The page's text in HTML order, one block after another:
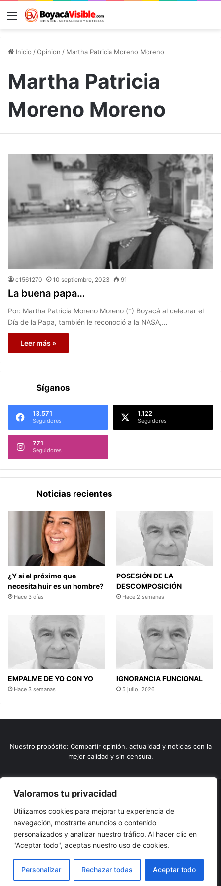
Valoramos tu privacidad
Utilizamos cookies para mejorar tu experiencia de
navegación, mostrarte anuncios o contenido
personalizados y analizar nuestro tráfico. Al hacer clic en
"Aceptar todo", aceptas nuestro uso de cookies.
Personalizar Rechazar todas Aceptar todo
Menú
Inicio /Opinion / Martha Patricia Moreno Moreno
Martha Patricia
Moreno Moreno
c1561270 10 septiembre, 2023 91
La buena papa…
Por: Martha Patricia Moreno Moreno (*) Boyacá al celebrar el
Día de la Papa, también le reconoció a la NASA,…
Leer más »
Síganos
13.571
Seguidores
1.122
Seguidores
771
Seguidores
Noticias recientes
¿Y si el próximo que
necesita huir es un hombre?
Hace 3 días
POSESIÓN DE LA
DESCOMPOSICIÓN
Hace 2 semanas
EMPALME DE YO CON YO
Hace 3 semanas
IGNORANCIA FUNCIONAL
5 julio, 2026
Nuestro propósito: Compartir opinión, actualidad y noticias con la
mejor calidad y sin censura.
© Copyright 2026, Todos los derechos reservados |
SAS BICNit 901228106
Home
Actualidad
El Tinteadero
Caricaturas Reportajes
Facebook
YouTubeInstagram